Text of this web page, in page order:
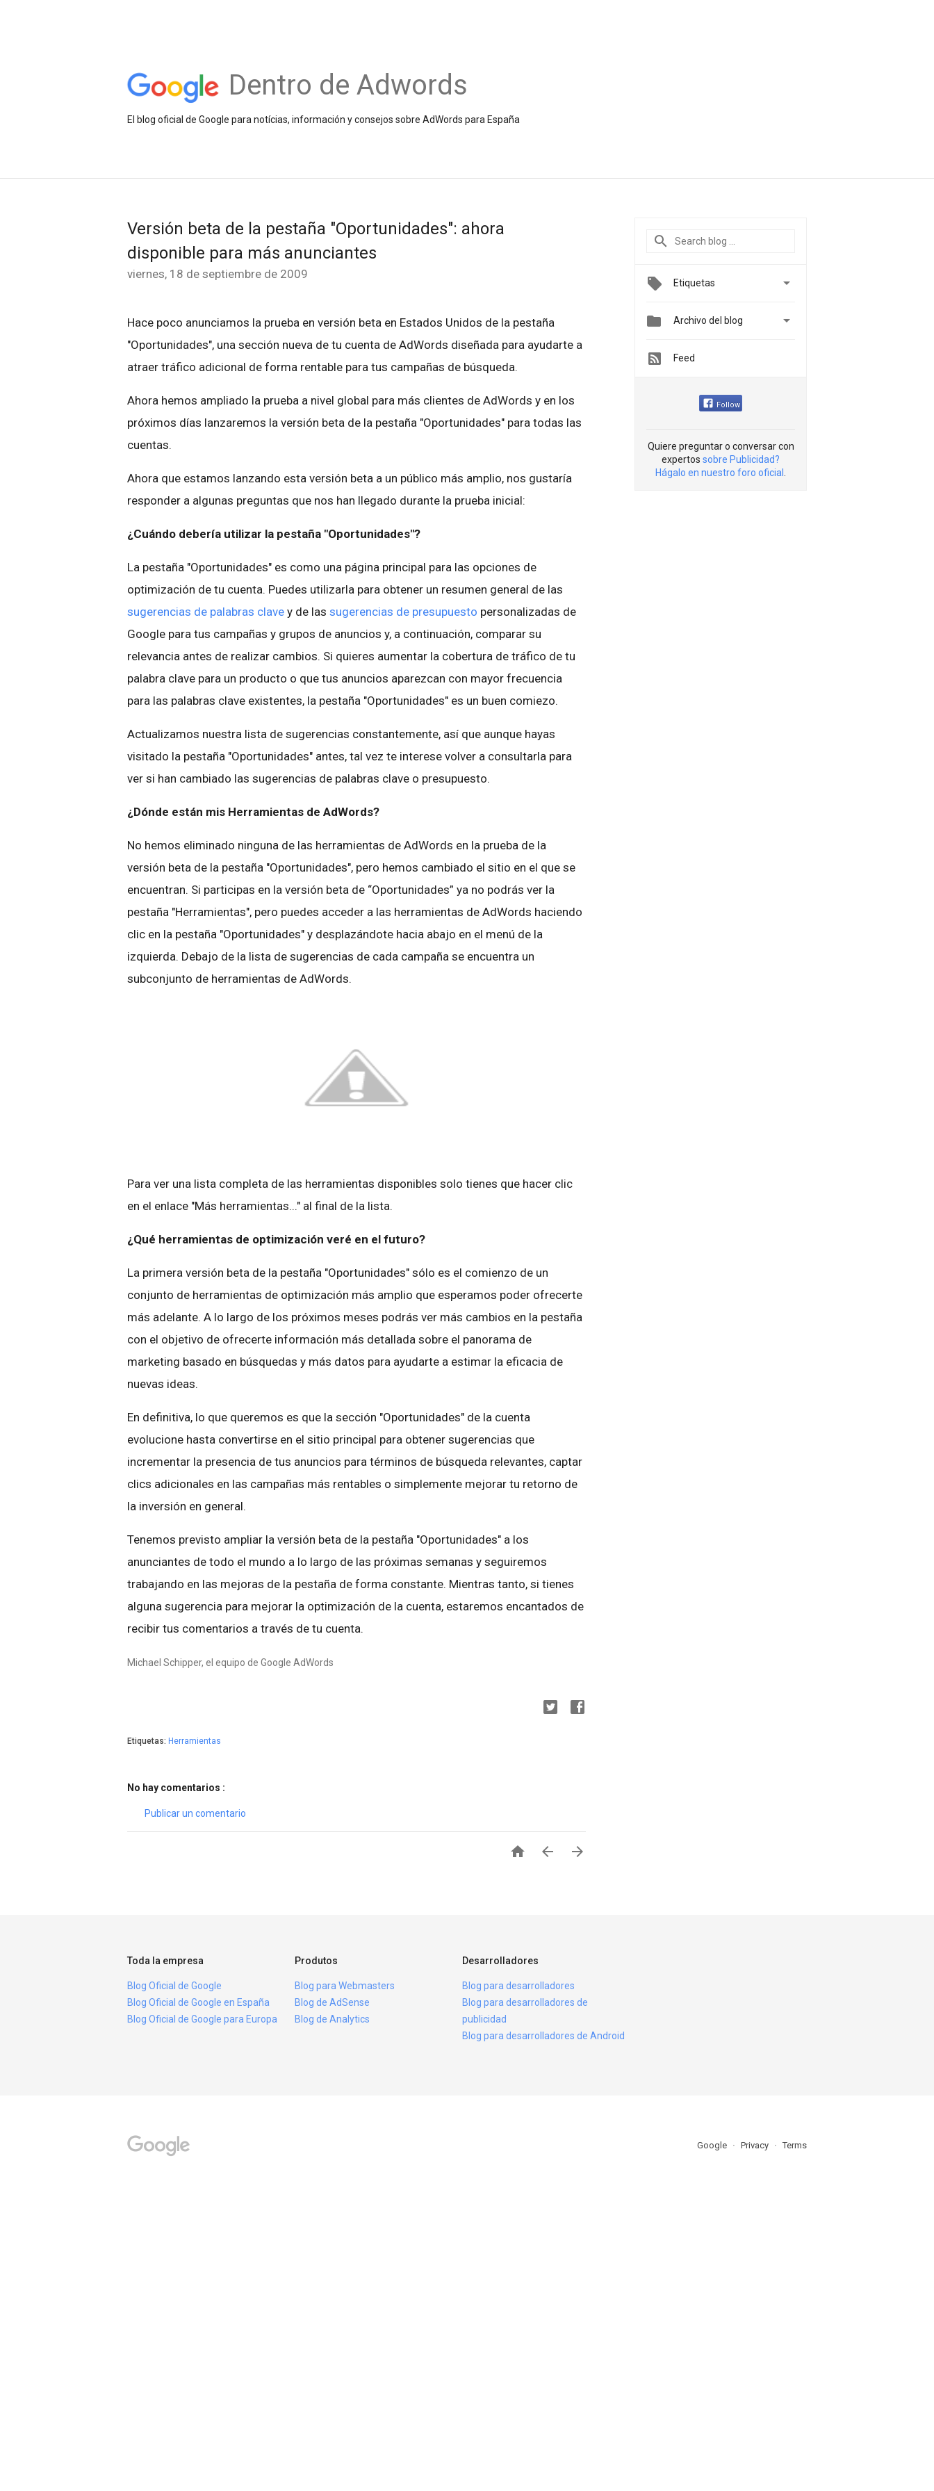
Dentro de Adwords
El blog oficial de Google para notícias, información y consejos sobre AdWords para España
Versión beta de la pestaña "Oportunidades": ahora
disponible para más anunciantes
viernes, 18 de septiembre de 2009
Hace poco anunciamos la prueba en versión beta en Estados Unidos de la pestaña
"Oportunidades", una sección nueva de tu cuenta de AdWords diseñada para ayudarte a
atraer tráfico adicional de forma rentable para tus campañas de búsqueda.
Ahora hemos ampliado la prueba a nivel global para más clientes de AdWords y en los
próximos días lanzaremos la versión beta de la pestaña "Oportunidades" para todas las
cuentas.
Ahora que estamos lanzando esta versión beta a un público más amplio, nos gustaría
responder a algunas preguntas que nos han llegado durante la prueba inicial:
¿Cuándo debería utilizar la pestaña "Oportunidades"?
La pestaña "Oportunidades" es como una página principal para las opciones de
optimización de tu cuenta. Puedes utilizarla para obtener un resumen general de las
sugerencias de palabras clave y de las sugerencias de presupuesto personalizadas de
Google para tus campañas y grupos de anuncios y, a continuación, comparar su
relevancia antes de realizar cambios. Si quieres aumentar la cobertura de tráfico de tu
palabra clave para un producto o que tus anuncios aparezcan con mayor frecuencia
para las palabras clave existentes, la pestaña "Oportunidades" es un buen comiezo.
Actualizamos nuestra lista de sugerencias constantemente, así que aunque hayas
visitado la pestaña "Oportunidades" antes, tal vez te interese volver a consultarla para
ver si han cambiado las sugerencias de palabras clave o presupuesto.
¿Dónde están mis Herramientas de AdWords?
No hemos eliminado ninguna de las herramientas de AdWords en la prueba de la
versión beta de la pestaña "Oportunidades", pero hemos cambiado el sitio en el que se
encuentran. Si participas en la versión beta de “Oportunidades” ya no podrás ver la
pestaña "Herramientas", pero puedes acceder a las herramientas de AdWords haciendo
clic en la pestaña "Oportunidades" y desplazándote hacia abajo en el menú de la
izquierda. Debajo de la lista de sugerencias de cada campaña se encuentra un
subconjunto de herramientas de AdWords.
Para ver una lista completa de las herramientas disponibles solo tienes que hacer clic
en el enlace "Más herramientas..." al final de la lista.
¿Qué herramientas de optimización veré en el futuro?
La primera versión beta de la pestaña "Oportunidades" sólo es el comienzo de un
conjunto de herramientas de optimización más amplio que esperamos poder ofrecerte
más adelante. A lo largo de los próximos meses podrás ver más cambios en la pestaña
con el objetivo de ofrecerte información más detallada sobre el panorama de
marketing basado en búsquedas y más datos para ayudarte a estimar la eficacia de
nuevas ideas.
En definitiva, lo que queremos es que la sección "Oportunidades" de la cuenta
evolucione hasta convertirse en el sitio principal para obtener sugerencias que
incrementar la presencia de tus anuncios para términos de búsqueda relevantes, captar
clics adicionales en las campañas más rentables o simplemente mejorar tu retorno de
la inversión en general.
Tenemos previsto ampliar la versión beta de la pestaña "Oportunidades" a los
anunciantes de todo el mundo a lo largo de las próximas semanas y seguiremos
trabajando en las mejoras de la pestaña de forma constante. Mientras tanto, si tienes
alguna sugerencia para mejorar la optimización de la cuenta, estaremos encantados de
recibir tus comentarios a través de tu cuenta.
Michael Schipper, el equipo de Google AdWords
Etiquetas: Herramientas
No hay comentarios :
Publicar un comentario
  
Etiquetas 
 Archivo del blog 
Feed
Follow
Quiere preguntar o conversar con
expertos sobre Publicidad?
Hágalo en nuestro foro oficial
Toda la empresa
Blog Oficial de Google
Blog Oficial de Google en España
Blog Oficial de Google para Europa
Produtos
Blog para Webmasters
Blog de AdSense
Blog de Analytics
Desarrolladores
Blog para desarrolladores
Blog para desarrolladores de
publicidad
Blog para desarrolladores de Android
Google Privacy Terms